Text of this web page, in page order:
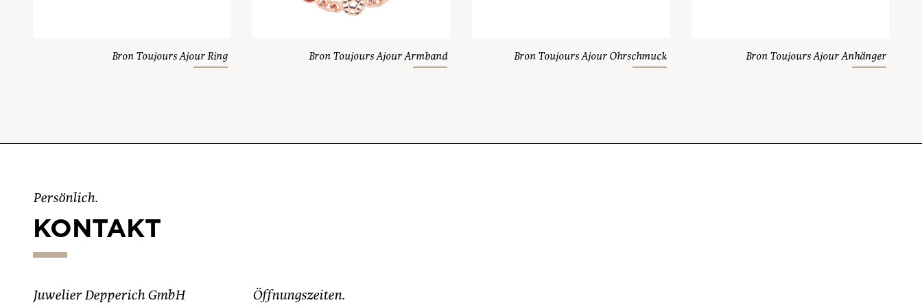
Bron Toujours Ajour Ring Bron Toujours Ajour Armband Bron Toujours Ajour Ohrschmuck Bron Toujours Ajour Anhänger
Persönlich.
KONTAKT
Juwelier Depperich GmbH Öffnungszeiten.